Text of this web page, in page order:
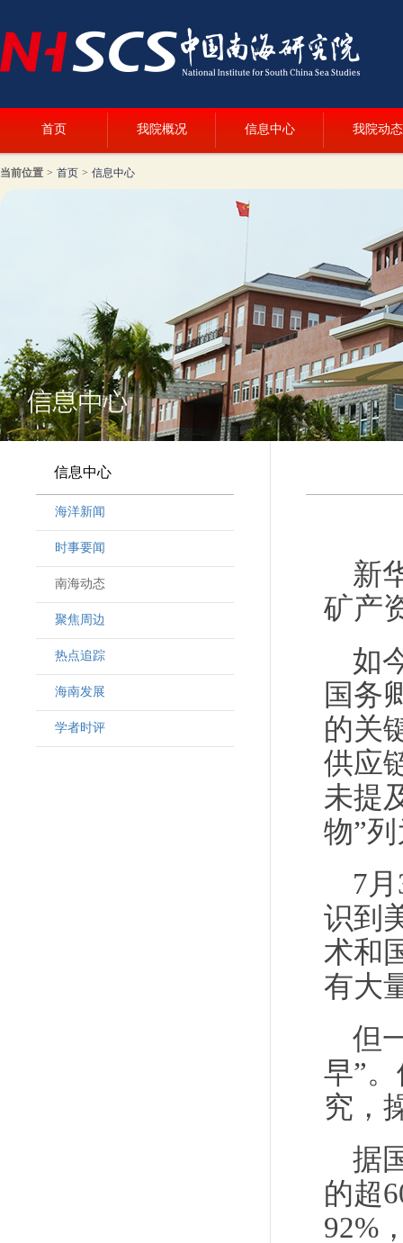
首页 我院概况 信息中心 我院动态
当前位置 > 首页 > 信息中心
信息中心
海洋新闻
时事要闻
南海动态
聚焦周边
热点追踪
海南发展
学者时评
新
矿产
如
国务
的关
供应
未提
物”
7
识到
术和
有大
但
早”
究，
据
的超
92%